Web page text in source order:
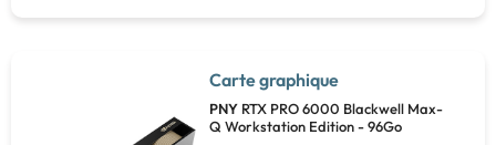
Carte graphique
PNY RTX PRO 6000 Blackwell Max-
Q Workstation Edition - 96Go